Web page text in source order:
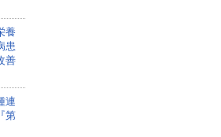
養
患
善
連
第